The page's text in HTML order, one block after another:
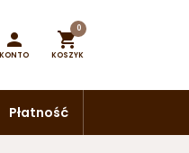

KONTO

0
KOSZYK
Płatność